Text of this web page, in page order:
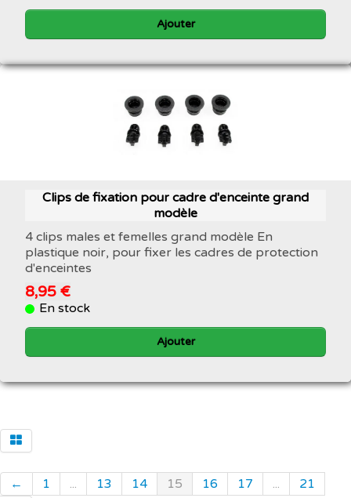
Ajouter
Clips de fixation pour cadre d'enceinte grand
modèle
4 clips males et femelles grand modèle En
plastique noir, pour fixer les cadres de protection
d'enceintes
8,95 €
En stock
Ajouter
← 1 ... 13 14 15 16 17 ...
21